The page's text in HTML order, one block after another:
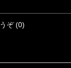
ぞ (0)